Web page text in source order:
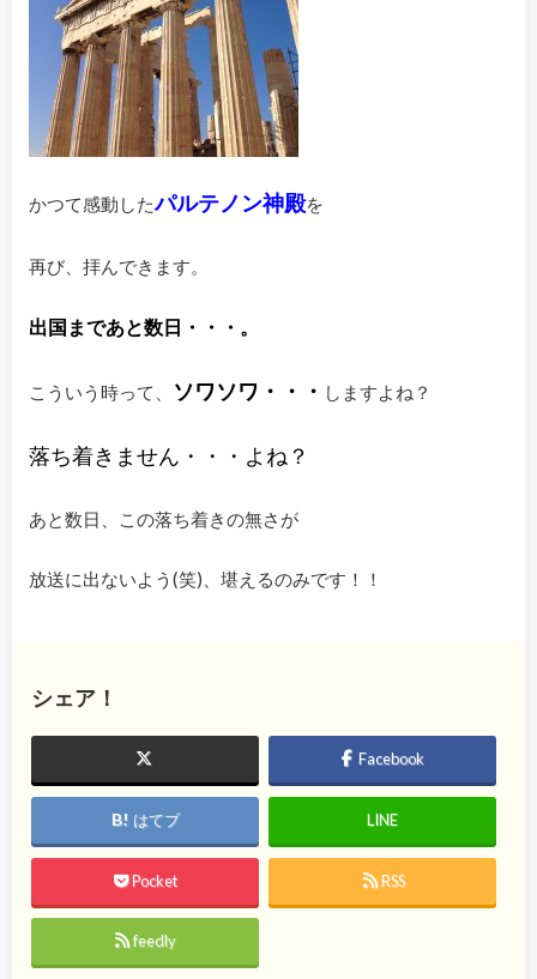
かつて感動したパルテノン神殿を
再び、拝んできます。
出国まであと数日・・・。
こういう時って、 ソワソワ・・・ しますよね？
落ち着きません・・・よね？
あと数日、この落ち着きの無さが
放送に出ないよう(笑)、堪えるのみです！！
シェア！
Facebook
はてブ LINE
Pocket RSS
feedly